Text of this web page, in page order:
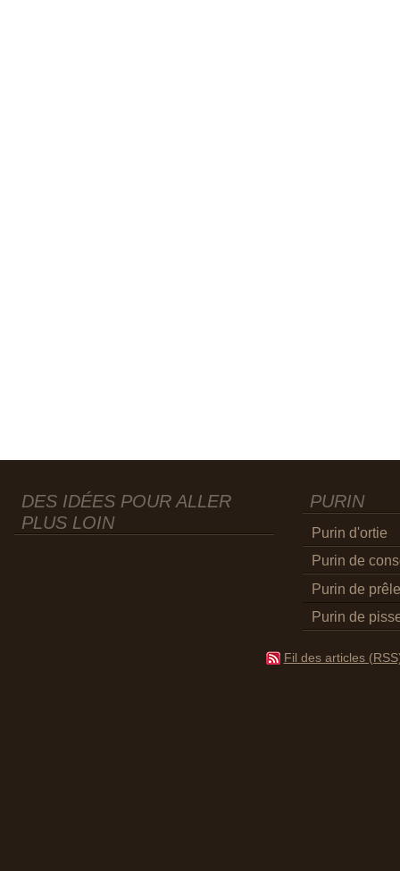
DES IDÉES POUR ALLER
PLUS LOIN
PURIN
Purin d'ortie
Purin de
Purin de prêle
Purin de
Fil des articles